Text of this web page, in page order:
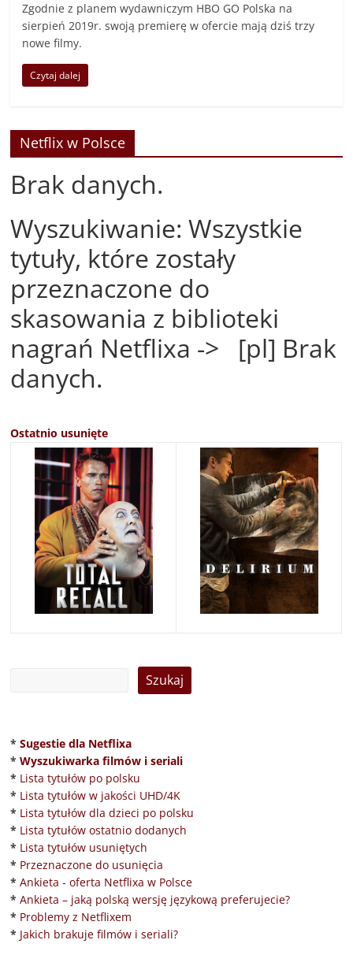
Zgodnie z planem wydawniczym HBO GO Polska na
sierpień 2019r. swoją premierę w ofercie mają dziś trzy
nowe filmy.
Czytaj dalej
Netflix w Polsce
Brak danych.
Wyszukiwanie: Wszystkie
tytuły, które zostały
przeznaczone do
skasowania z biblioteki
nagrań Netflixa -> [pl] Brak
danych.
Ostatnio usunięte
* Sugestie dla Netflixa
* Wyszukiwarka filmów i seriali
* Lista tytułów po polsku
* Lista tytułów w jakości UHD/4K
* Lista tytułów dla dzieci po polsku
* Lista tytułów ostatnio dodanych
* Lista tytułów usuniętych
* Przeznaczone do usunięcia
* Ankieta - oferta Netflixa w Polsce
* Ankieta – jaką polską wersję językową preferujecie?
* Problemy z Netflixem
* Jakich brakuje filmów i seriali?